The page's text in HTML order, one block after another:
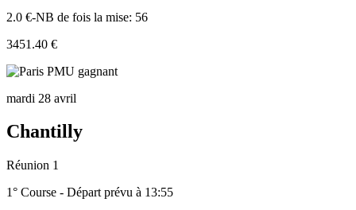
2.0 €-NB de fois la mise: 56
3451.40 €
mardi 28 avril
Chantilly
Réunion 1
1° Course - Départ prévu à 13:55